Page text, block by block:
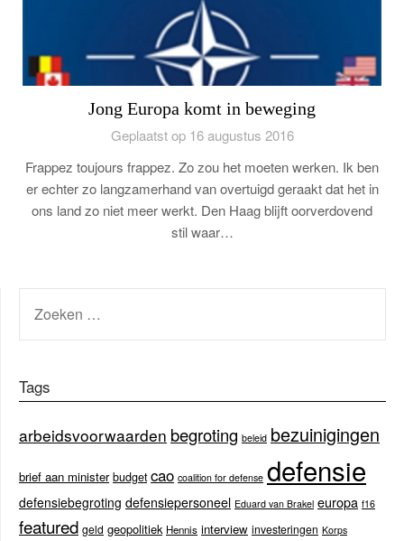
Jong Europa komt in beweging
Geplaatst op 16 augustus 2016
Frappez toujours frappez. Zo zou het moeten werken. Ik ben
er echter zo langzamerhand van overtuigd geraakt dat het in
ons land zo niet meer werkt. Den Haag blijft oorverdovend
stil waar…
NAAR:
Tags
arbeidsvoorwaarden begroting beleid bezuinigingen
brief aan minister budget cao coalition for defense defensie
defensiebegroting defensiepersoneel Eduard van Brakel europa f16
featured geld geopolitiek Hennis interview investeringen Korps